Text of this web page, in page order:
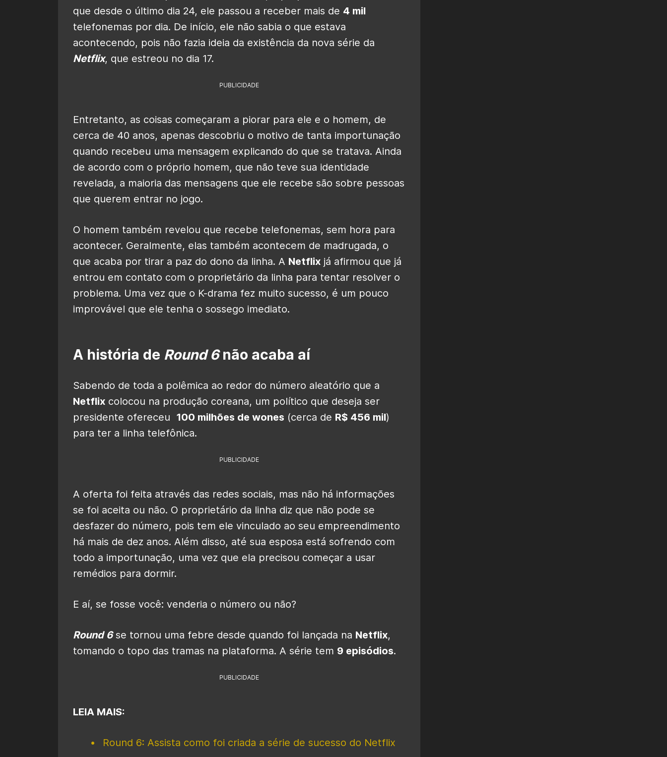
que desde o último dia 24, ele passou a receber mais de 4 mil
telefonemas por dia. De início, ele não sabia o que estava
acontecendo, pois não fazia ideia da existência da nova série da
Netflix, que estreou no dia 17.
PUBLICIDADE
Entretanto, as coisas começaram a piorar para ele e o homem, de
cerca de 40 anos, apenas descobriu o motivo de tanta importunação
quando recebeu uma mensagem explicando do que se tratava. Ainda
de acordo com o próprio homem, que não teve sua identidade
revelada, a maioria das mensagens que ele recebe são sobre pessoas
que querem entrar no jogo.
O homem também revelou que recebe telefonemas, sem hora para
acontecer. Geralmente, elas também acontecem de madrugada, o
que acaba por tirar a paz do dono da linha. A Netflix já afirmou que já
entrou em contato com o proprietário da linha para tentar resolver o
problema. Uma vez que o K-drama fez muito sucesso, é um pouco
improvável que ele tenha o sossego imediato.
A história de Round 6não acaba aí
Sabendo de toda a polêmica ao redor do número aleatório que a
Netflix colocou na produção coreana, um político que deseja ser
presidente ofereceu 100 milhões de wones (cerca de R$ 456 mil)
para ter a linha telefônica.
PUBLICIDADE
A oferta foi feita através das redes sociais, mas não há informações
se foi aceita ou não. O proprietário da linha diz que não pode se
desfazer do número, pois tem ele vinculado ao seu empreendimento
há mais de dez anos. Além disso, até sua esposa está sofrendo com
todo a importunação, uma vez que ela precisou começar a usar
remédios para dormir.
E aí, se fosse você: venderia o número ou não?
Round 6se tornou uma febre desde quando foi lançada na Netflix,
tomando o topo das tramas na plataforma. A série tem 9 episódios.
PUBLICIDADE
LEIA MAIS:
Round 6: Assista como foi criada a série de sucesso do Netflix